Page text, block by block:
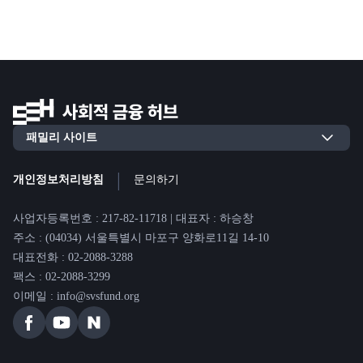
개인정보처리방침 | 문의하기
사업자등록번호 : 217-82-11718 | 대표자 : 하승창
주소 : (04034) 서울특별시 마포구 양화로11길 14-10
대표전화 : 02-2088-3288
팩스 : 02-2088-3299
이메일 : info@svsfund.org